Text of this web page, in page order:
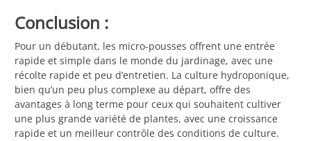
Conclusion :
Pour un débutant, les micro-pousses offrent une entrée
rapide et simple dans le monde du jardinage, avec une
récolte rapide et peu d’entretien. La culture hydroponique,
bien qu’un peu plus complexe au départ, offre des
avantages à long terme pour ceux qui souhaitent cultiver
une plus grande variété de plantes, avec une croissance
rapide et un meilleur contrôle des conditions de culture.